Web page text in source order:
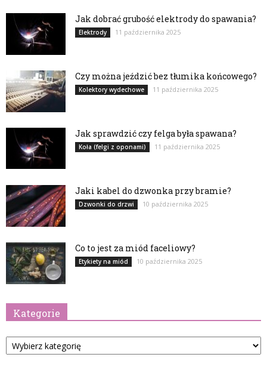
Jak dobrać grubość elektrody do spawania?
Elektrody 11 października 2025
Czy można jeździć bez tłumika końcowego?
Kolektory wydechowe 11 października 2025
Jak sprawdzić czy felga była spawana?
Koła (felgi z oponami) 11 października 2025
Jaki kabel do dzwonka przy bramie?
Dzwonki do drzwi 10 października 2025
Co to jest za miód faceliowy?
Etykiety na miód 10 października 2025
Kategorie
Kategorie